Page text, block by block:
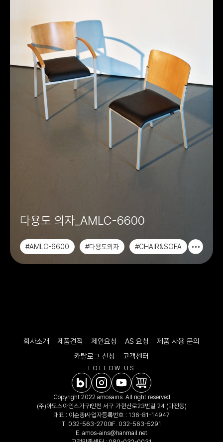
다용도 의자_AMLC-6600
#AMLC-6600 #다용도의자
#CHAIR&SOFA
회사소개 제품견적 제안요청 AS 요청
제품 사용 문의
카탈로그 신청
고객센터
FOLLOW US
Copyright 2022 amosains. All right reserved
(주)아모스아인스가구인천 서구 가현산로23번길 24 (마전동)
대표 : 이순종사업자등록번호 : 136-81-14947
T. 032-563-2700 F. 032-563-5291
E. amos-ains@hanmail.net